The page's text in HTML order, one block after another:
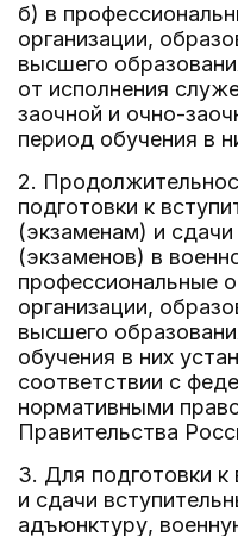
б) в
организации,
высшего
от исполнения
заочной и очно-
период обучения в
2.
подготовки к
(экзаменам) и
(экзаменов) в
профессиональные
организации,
высшего
обучения в них
соответствии с
нормативными
Правительства
3. Для подготовки
и сдачи
адъюнктуру,